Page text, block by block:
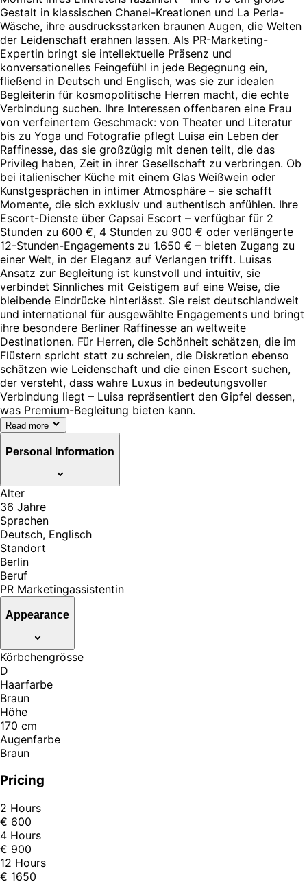
Gestalt in klassischen Chanel-Kreationen und La Perla-
Wäsche, ihre ausdrucksstarken braunen Augen, die Welten
der Leidenschaft erahnen lassen. Als PR-Marketing-
Expertin bringt sie intellektuelle Präsenz und
konversationelles Feingefühl in jede Begegnung ein,
fließend in Deutsch und Englisch, was sie zur idealen
Begleiterin für kosmopolitische Herren macht, die echte
Verbindung suchen. Ihre Interessen offenbaren eine Frau
von verfeinertem Geschmack: von Theater und Literatur
bis zu Yoga und Fotografie pflegt Luisa ein Leben der
Raffinesse, das sie großzügig mit denen teilt, die das
Privileg haben, Zeit in ihrer Gesellschaft zu verbringen. Ob
bei italienischer Küche mit einem Glas Weißwein oder
Kunstgesprächen in intimer Atmosphäre – sie schafft
Momente, die sich exklusiv und authentisch anfühlen. Ihre
Escort-Dienste über Capsai Escort – verfügbar für 2
Stunden zu 600 €, 4 Stunden zu 900 € oder verlängerte
12-Stunden-Engagements zu 1.650 € – bieten Zugang zu
einer Welt, in der Eleganz auf Verlangen trifft. Luisas
Ansatz zur Begleitung ist kunstvoll und intuitiv, sie
verbindet Sinnliches mit Geistigem auf eine Weise, die
bleibende Eindrücke hinterlässt. Sie reist deutschlandweit
und international für ausgewählte Engagements und bringt
ihre besondere Berliner Raffinesse an weltweite
Destinationen. Für Herren, die Schönheit schätzen, die im
Flüstern spricht statt zu schreien, die Diskretion ebenso
schätzen wie Leidenschaft und die einen Escort suchen,
der versteht, dass wahre Luxus in bedeutungsvoller
Verbindung liegt – Luisa repräsentiert den Gipfel dessen,
was Premium-Begleitung bieten kann.
Read more
Personal Information
Alter
36 Jahre
Sprachen
Deutsch, Englisch
Standort
Berlin
Beruf
PR Marketingassistentin
Appearance
Körbchengrösse
D
Haarfarbe
Braun
Höhe
170 cm
Augenfarbe
Braun
Pricing
2 Hours
€ 600
4 Hours
€ 900
12 Hours
€ 1650